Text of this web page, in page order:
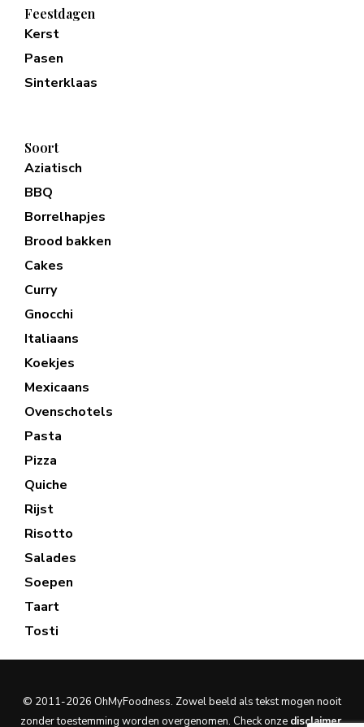
Feestdagen
Kerst
Pasen
Sinterklaas
Soort
Aziatisch
BBQ
Borrelhapjes
Brood bakken
Cakes
Curry
Gnocchi
Italiaans
Koekjes
Mexicaans
Ovenschotels
Pasta
Pizza
Quiche
Rijst
Risotto
Salades
Soepen
Taart
Tosti
© 2011-2026 OhMyFoodness. Zowel beeld als tekst mogen nooit
zonder toestemming worden overgenomen. Check onze disclaimer.